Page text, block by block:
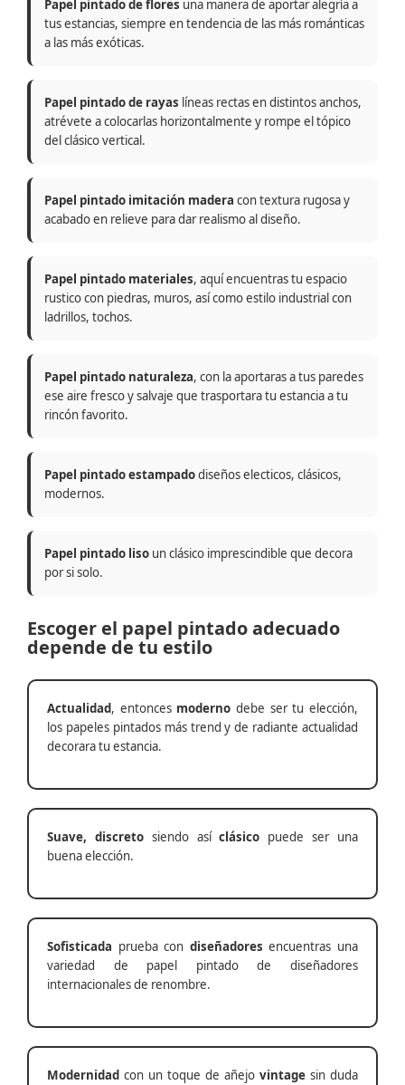
Papel pintado de flores una manera de aportar alegría a
tus estancias, siempre en tendencia de las más románticas
a las más exóticas.
Papel pintado de rayas líneas rectas en distintos anchos,
atrévete a colocarlas horizontalmente y rompe el tópico
del clásico vertical.
Papel pintado imitación madera con textura rugosa y
acabado en relieve para dar realismo al diseño.
Papel pintado materiales, aquí encuentras tu espacio
rustico con piedras, muros, así como estilo industrial con
ladrillos, tochos.
Papel pintado naturaleza, con la aportaras a tus paredes
ese aire fresco y salvaje que trasportara tu estancia a tu
rincón favorito.
Papel pintado estampadodiseños electicos, clásicos,
modernos.
Papel pintado liso un clásico imprescindible que decora
por si solo.
Escoger el papel pintado adecuado
depende de tu estilo
Actualidad, entonces moderno debe ser tu elección,
los papeles pintados más trend y de radiante actualidad
decorara tu estancia.
Suave, discretosiendo asíclásico puede ser una
buena elección.
Sofisticada prueba con diseñadores encuentras una
variedad de papel pintado de diseñadores
internacionales de renombre.
Modernidad con un toque de añejo vintage sin duda